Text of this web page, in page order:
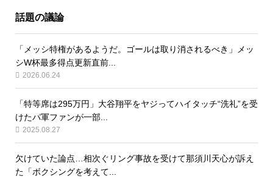
話題の議論
「メッシ特権があるようだ。ゴールは取り消されるべき」メッ
シW杯最多得点更新直前...
2026.06.24
「特等席は295万円」大谷翔平をヤジってハイタッチ“洗礼”を受
けたパ軍ファンが一部...
2025.08.27
欠けていた論点…相次ぐリング事故を受けて那須川天心が訴え
た「ボクシングを考えて...